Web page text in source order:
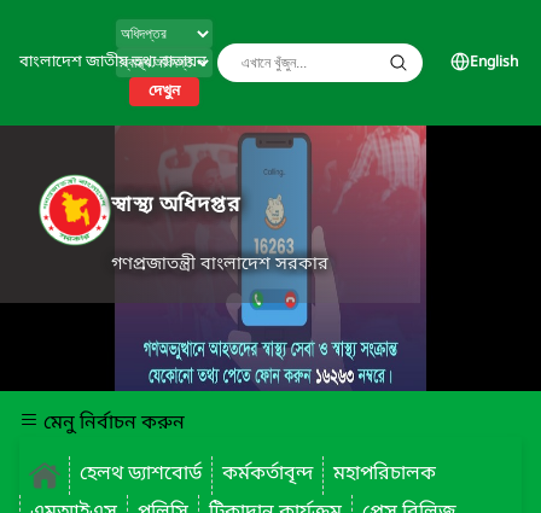
বাংলাদেশ জাতীয় তথ্য বাতায়ন
দেখুন
English
স্বাস্থ্য অধিদপ্তর
গণপ্রজাতন্ত্রী বাংলাদেশ সরকার
মেনু নির্বাচন করুন
হেলথ ড্যাশবোর্ড
কর্মকর্তাবৃন্দ
মহাপরিচালক